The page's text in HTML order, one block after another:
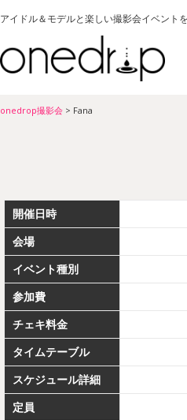
アイドル＆モデルと楽しい撮影会イベント
onedrop撮影会 > Fana
開催日時
会場
イベント種別
参加費
チェキ料金
タイムテーブル
スケジュール詳細
定員